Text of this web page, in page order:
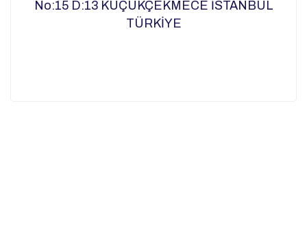
No:15 D:13 KÜÇÜKÇEKMECE İSTANBUL
TÜRKİYE